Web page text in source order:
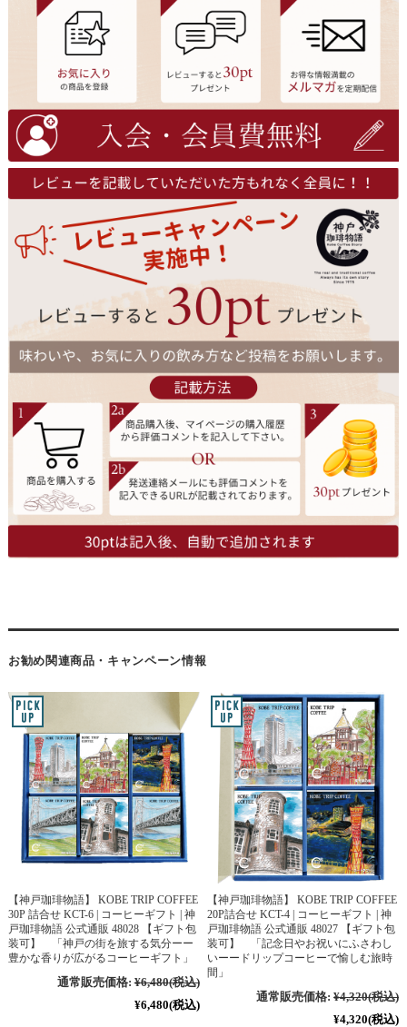
お勧め関連商品・キャンペーン情報
【神戸珈琲物語】 KOBE TRIP COFFEE
30P 詰合せ KCT-6 | コーヒーギフト | 神
戸珈琲物語 公式通販 48028 【ギフト包
装可】 「神戸の街を旅する気分ーー
豊かな香りが広がるコーヒーギフト」
通常販売価格: ¥6,480(税込)
¥6,480(税込)
【神戸珈琲物語】 KOBE TRIP COFFEE
20P詰合せ KCT-4 | コーヒーギフト | 神
戸珈琲物語 公式通販 48027 【ギフト包
装可】 「記念日やお祝いにふさわし
いーードリップコーヒーで愉しむ旅時
間」
通常販売価格: ¥4,320(税込)
¥4,320(税込)